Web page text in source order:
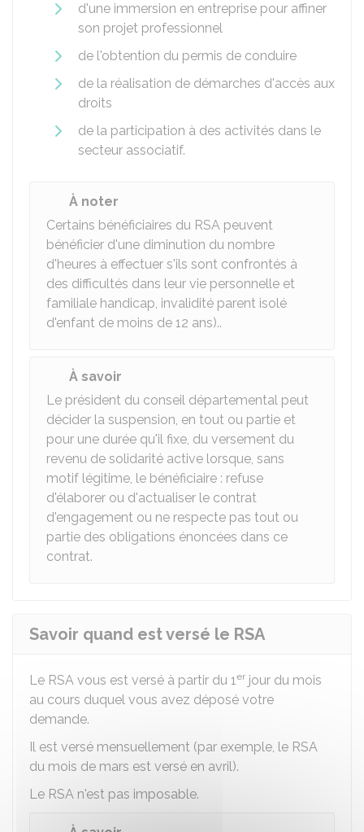
d'une immersion en entreprise pour affiner
son projet professionnel
de l'obtention du permis de conduire
de la réalisation de démarches d'accès aux
droits
de la participation à des activités dans le
secteur associatif.
À noter
Certains bénéficiaires du RSA peuvent
bénéficier d'une diminution du nombre
d'heures à effectuer s'ils sont confrontés à
des difficultés dans leur vie personnelle et
familiale handicap, invalidité parent isolé
d'enfant de moins de 12 ans)..
À savoir
Le président du conseil départemental peut
décider la suspension, en tout ou partie et
pour une durée qu'il fixe, du versement du
revenu de solidarité active lorsque, sans
motif légitime, le bénéficiaire : refuse
d'élaborer ou d'actualiser le contrat
d'engagement ou ne respecte pas tout ou
partie des obligations énoncées dans ce
contrat.
Savoir quand est versé le RSA
Le RSA vous est versé à partir du 1er jour du mois
au cours duquel vous avez déposé votre
demande.
Il est versé mensuellement (par exemple, le RSA
du mois de mars est versé en avril).
Le RSA n'est pas imposable.